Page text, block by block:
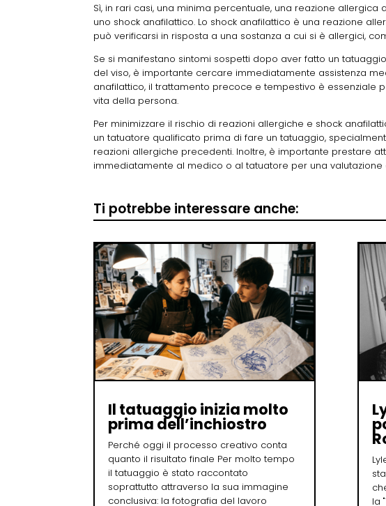
Sì, in rari casi, una minima percentuale, una reazione allergica
uno shock anafilattico. Lo shock anafilattico è una reazione
può verificarsi in risposta a una sostanza a cui si è allergici,
Se si manifestano sintomi sospetti dopo aver fatto un
del viso, è importante cercare immediatamente assistenza
anafilattico, il trattamento precoce e tempestivo è essenziale
vita della persona.
Per minimizzare il rischio di reazioni allergiche e shock
un tatuatore qualificato prima di fare un tatuaggio,
reazioni allergiche precedenti. Inoltre, è importante prestare
immediatamente al medico o al tatuatore per una
Ti potrebbe interessare anche:
Il tatuaggio inizia molto
prima dell’inchiostro
Perché oggi il processo creativo conta
quanto il risultato finale Per molto tempo
il tatuaggio è stato raccontato
soprattutto attraverso la sua immagine
conclusiva: la fotografia del lavoro
la